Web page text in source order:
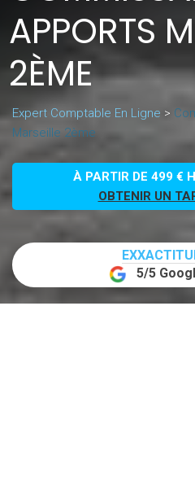
APPORTS
2ÈME
Expert Comptable En Ligne >
Marseille 2ème
À PARTIR DE 499 €
OBTENIR UN
5/5